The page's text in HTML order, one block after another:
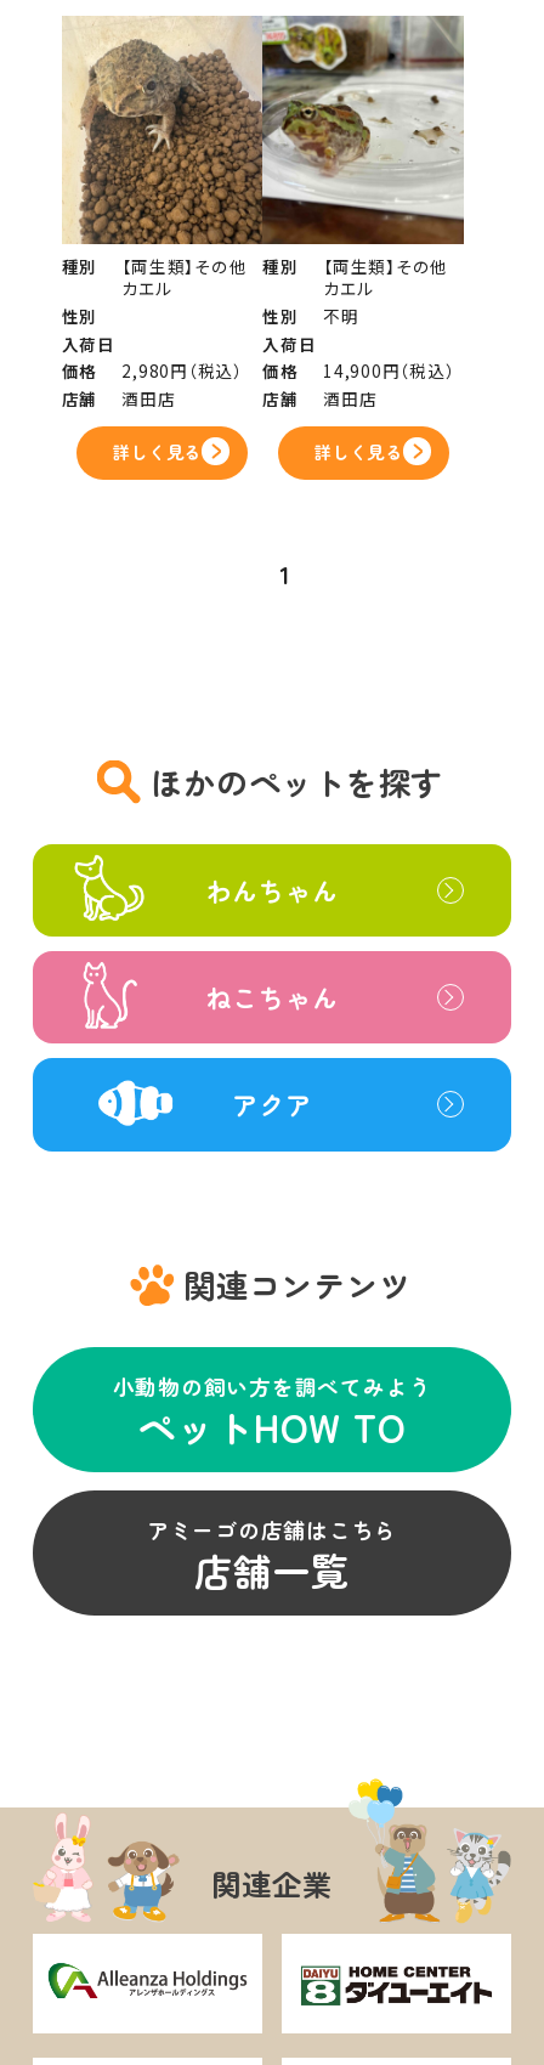
種別
【両生類】その他
カエル
性別
入荷日
価格
2,980円（税込）
店舗
酒田店
詳しく見る
種別
【両生類】その他
カエル
性別
不明
入荷日
価格
14,900円（税込）
店舗
酒田店
詳しく見る
1
ほかのペットを探す
わんちゃん
ねこちゃん
アクア
関連コンテンツ
小動物の飼い方を調べてみよう
ペットHOW TO
アミーゴの店舗はこちら
店舗一覧
関連企業